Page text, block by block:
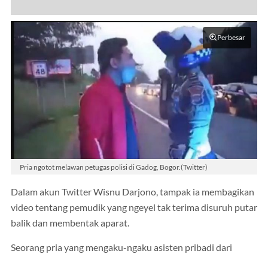
Perbesar
Pria ngotot melawan petugas polisi di Gadog, Bogor.(Twitter)
Dalam akun Twitter Wisnu Darjono, tampak ia membagikan
video tentang pemudik yang ngeyel tak terima disuruh putar
balik dan membentak aparat.
Seorang pria yang mengaku-ngaku asisten pribadi dari